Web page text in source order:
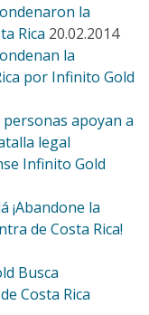
la
Rica 20.02.2014
la
por Infinito Gold
apoyan a
legal
Infinito Gold
¡Abandone la
de Costa Rica!
Busca
Costa Rica